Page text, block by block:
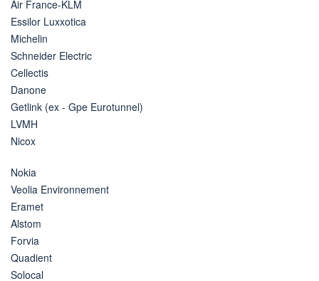
Air France-KLM
Essilor Luxxotica
Michelin
Schneider Electric
Cellectis
Danone
Getlink (ex - Gpe Eurotunnel)
LVMH
Nicox
Nokia
Veolia Environnement
Eramet
Alstom
Forvia
Quadient
Solocal